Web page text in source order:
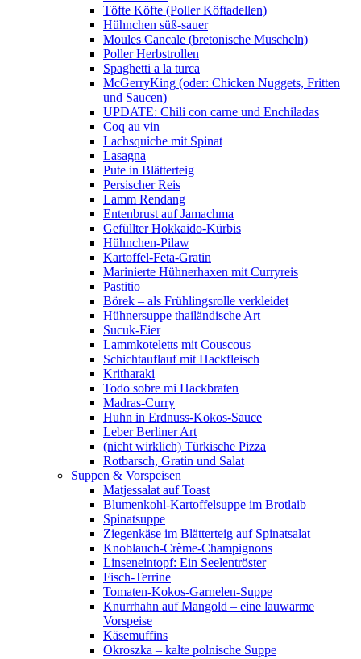
Töfte Köfte (Poller Köftadellen)
Hühnchen süß-sauer
Moules Cancale (bretonische Muscheln)
Poller Herbstrollen
Spaghetti a la turca
McGerryKing (oder: Chicken Nuggets, Fritten
und Saucen)
UPDATE: Chili con carne und Enchiladas
Coq au vin
Lachsquiche mit Spinat
Lasagna
Pute in Blätterteig
Persischer Reis
Lamm Rendang
Entenbrust auf Jamachma
Gefüllter Hokkaido-Kürbis
Hühnchen-Pilaw
Kartoffel-Feta-Gratin
Marinierte Hühnerhaxen mit Curryreis
Pastitio
Börek – als Frühlingsrolle verkleidet
Hühnersuppe thailändische Art
Sucuk-Eier
Lammkoteletts mit Couscous
Schichtauflauf mit Hackfleisch
Kritharaki
Todo sobre mi Hackbraten
Madras-Curry
Huhn in Erdnuss-Kokos-Sauce
Leber Berliner Art
(nicht wirklich) Türkische Pizza
Rotbarsch, Gratin und Salat
Suppen & Vorspeisen
Matjessalat auf Toast
Blumenkohl-Kartoffelsuppe im Brotlaib
Spinatsuppe
Ziegenkäse im Blätterteig auf Spinatsalat
Knoblauch-Crème-Champignons
Linseneintopf: Ein Seelentröster
Fisch-Terrine
Tomaten-Kokos-Garnelen-Suppe
Knurrhahn auf Mangold – eine lauwarme
Vorspeise
Käsemuffins
Okroszka – kalte polnische Suppe